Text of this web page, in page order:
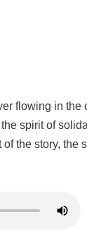
flowing in the
spirit of
the story, the